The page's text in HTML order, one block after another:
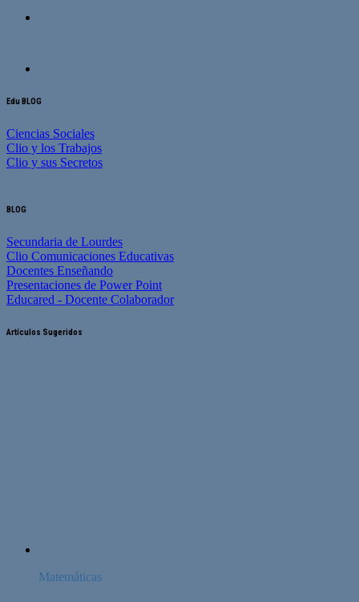
Edu BLOG
Ciencias Sociales
Clio y los Trabajos
Clio y sus Secretos
BLOG
Secundaria de Lourdes
Clio Comunicaciones Educativas
Docentes Enseñando
Presentaciones de Power Point
Educared - Docente Colaborador
Artículos Sugeridos
Matemáticas